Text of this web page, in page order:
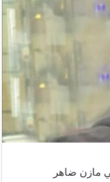
مازن ضاهر